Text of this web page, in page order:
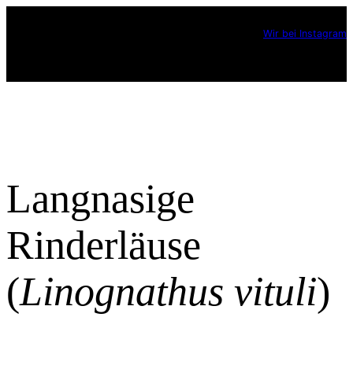
Wir bei Instagram
Langnasige
Rinderläuse
(Linognathus vituli)